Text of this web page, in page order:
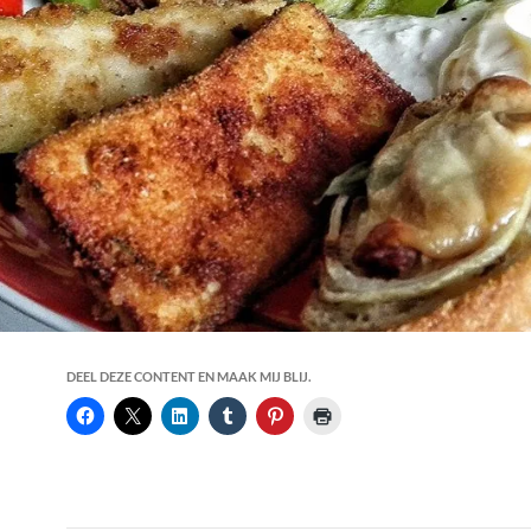
DEEL DEZE CONTENT EN MAAK MIJ BLIJ.